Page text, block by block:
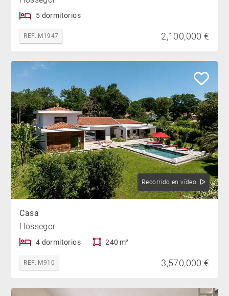
5 dormitorios
REF. M1947 2,100,000 €
Recorrido en vídeo
Casa
Hossegor
4 dormitorios 240 m²
REF. M910 3,570,000 €